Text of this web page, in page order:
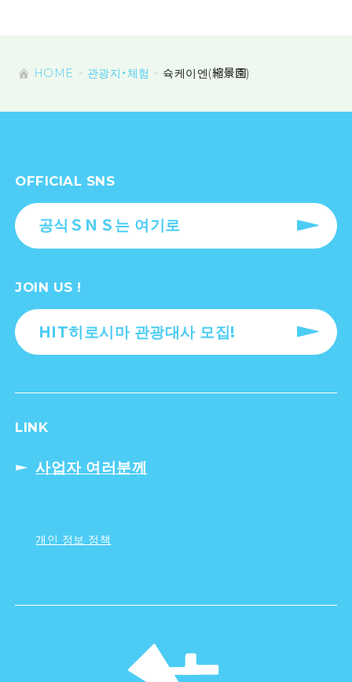
HOME 관광지・체험 슉케이엔(縮景園)
OFFICIAL SNS
공식ＳＮＳ는 여기로
JOIN US !
HIT히로시마 관광대사 모집!
LINK
사업자 여러분께
개인 정보 정책